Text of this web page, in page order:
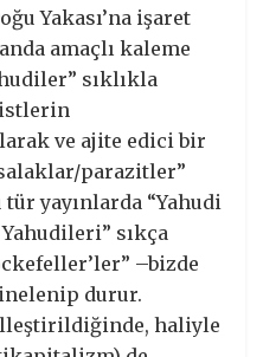
Yakası’na işaret
amaçlı kaleme
sıklıkla
ve ajite edici bir
parazitler”
yayınlarda “Yahudi
sıkça
–bizde
durur.
haliyle